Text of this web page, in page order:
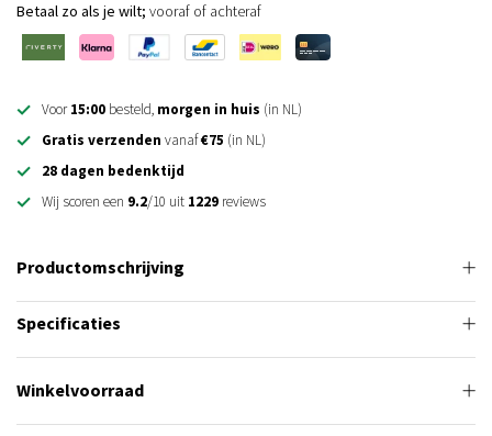
Betaal zo als je wilt; vooraf of achteraf
Voor15:00 besteld, morgen in huis (in NL)
Gratis verzenden vanaf€75 (in NL)
28 dagen bedenktijd
Wij scoren een 9.2/10 uit 1229 reviews
Productomschrijving
Specificaties
Winkelvoorraad